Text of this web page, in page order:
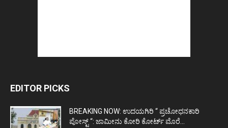
EDITOR PICKS
BREAKING NOW: ಉದಯಗಿರಿ “ ಪ್ರಚೋಧನಕಾರಿ
ಪೋಸ್ಟ್‌ “: ಜಾಮೀನು ಕೋರಿ ಕೋರ್ಟ್‌ ಮೊರೆ...